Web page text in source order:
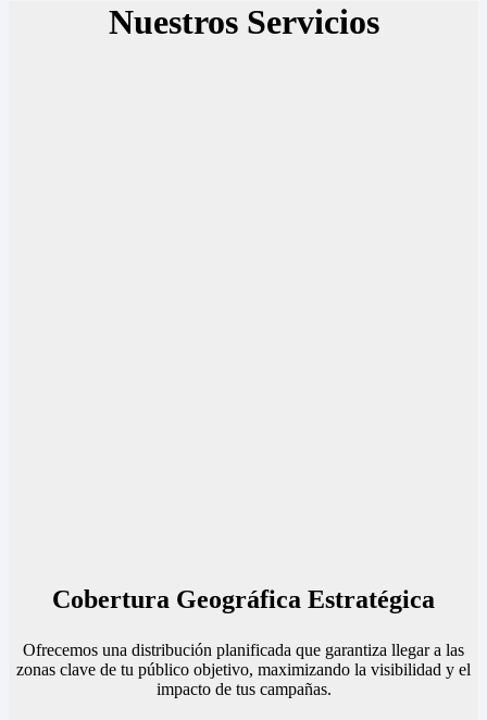
Nuestros Servicios
Cobertura Geográfica Estratégica
Ofrecemos una distribución planificada que garantiza llegar a las
zonas clave de tu público objetivo, maximizando la visibilidad y el
impacto de tus campañas.